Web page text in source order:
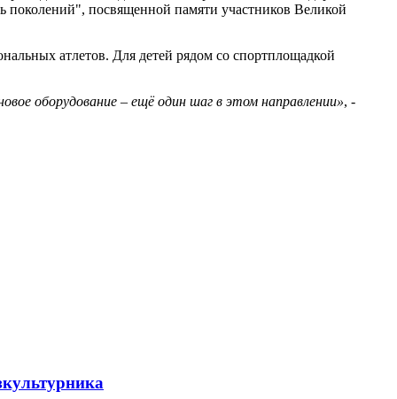
посвященной памяти участников Великой
атлетов. Для детей рядом со спортплощадкой
оборудование – ещё один шаг в этом направлении», -